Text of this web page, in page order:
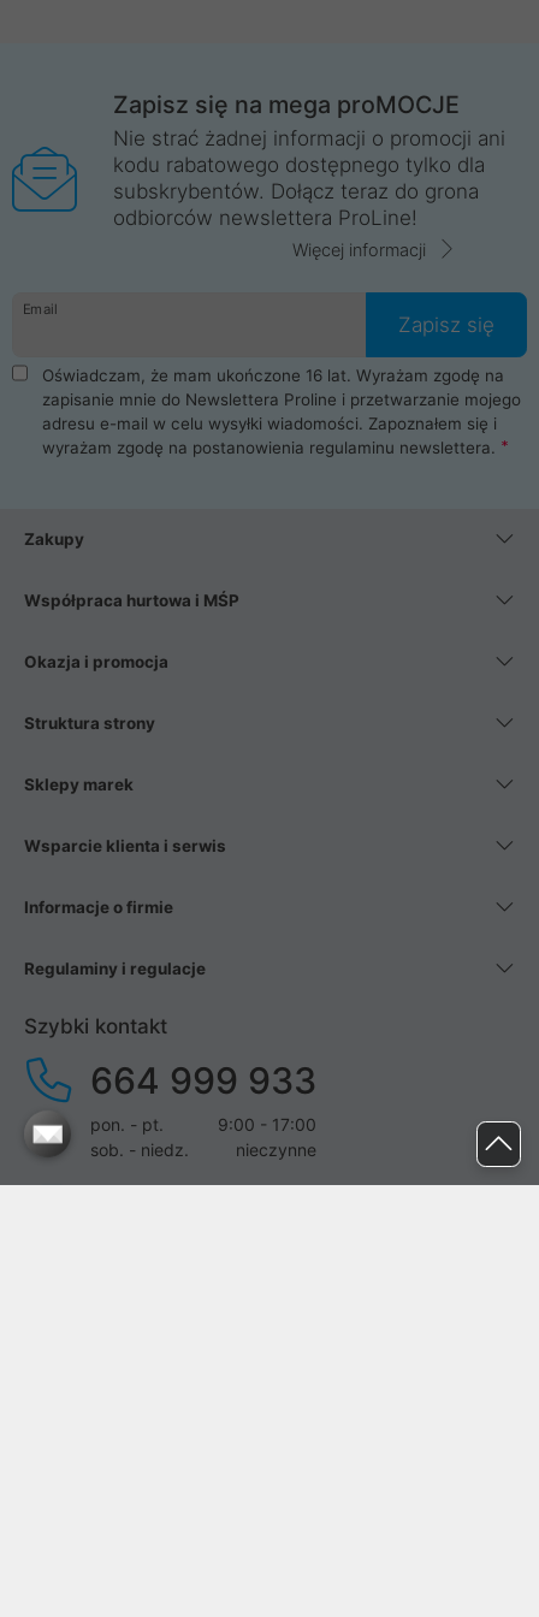
Zapisz się na mega proMOCJE
Nie strać żadnej informacji o promocji ani
kodu rabatowego dostępnego tylko dla
subskrybentów. Dołącz teraz do grona
odbiorców newslettera ProLine!
Więcej informacji
Email
Zapisz się
Oświadczam, że mam ukończone 16 lat. Wyrażam zgodę na
zapisanie mnie do Newslettera Proline i przetwarzanie mojego
adresu e-mail w celu wysyłki wiadomości. Zapoznałem się i
wyrażam zgodę na postanowienia regulaminu newslettera.
Zakupy
Współpraca hurtowa i MŚP
Okazja i promocja
Struktura strony
Sklepy marek
Wsparcie klienta i serwis
Informacje o firmie
Regulaminy i regulacje
Szybki kontakt
664 999 933
pon. - pt.
9:00 - 17:00
sob. - niedz.
nieczynne